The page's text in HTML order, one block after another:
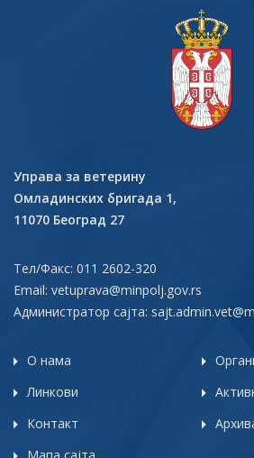
Управа за ветерину
Омладинских бригада 1,
11070 Београд 27
Тел/Факс: 011 2602-320
Email: vetuprava@minpolj.gov.rs
Администратор сајта:
О нама
Линкови
Контакт